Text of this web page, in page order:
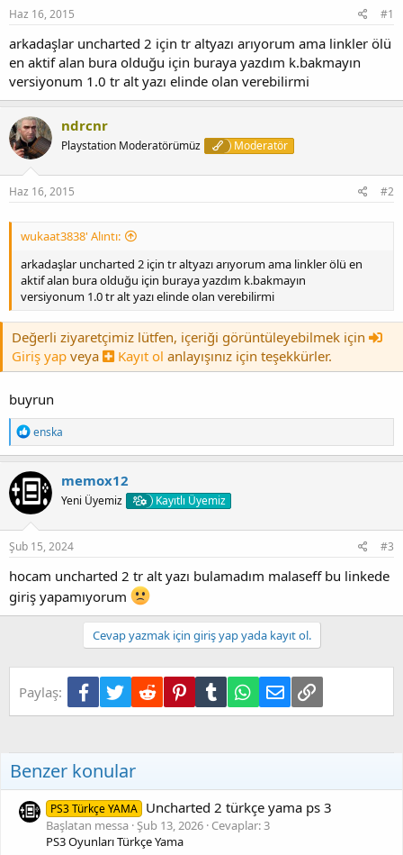
Haz 16, 2015 #1
arkadaşlar uncharted 2 için tr altyazı arıyorum ama linkler ölü
en aktif alan bura olduğu için buraya yazdım k.bakmayın
versiyonum 1.0 tr alt yazı elinde olan verebilirmi
ndrcnr
Playstation Moderatörümüz Moderatör
Haz 16, 2015 #2
wukaat3838' Alıntı:
arkadaşlar uncharted 2 için tr altyazı arıyorum ama linkler ölü en
aktif alan bura olduğu için buraya yazdım k.bakmayın
versiyonum 1.0 tr alt yazı elinde olan verebilirmi
Değerli ziyaretçimiz lütfen, içeriği görüntüleyebilmek için
Giriş yap veya Kayıt ol anlayışınız için teşekkürler.
buyrun
T
e
p
k
i
l
e
r
:
enska
memox12
Yeni Üyemiz Kayıtlı Üyemiz
Şub 15, 2024 #3
hocam uncharted 2 tr alt yazı bulamadım malaseff bu linkede
giriş yapamıyorum
Cevap yazmak için giriş yap yada kayıt ol.
Paylaş: Facebook
TwitterReddit PinterestTumblr WhatsApp
E-postaLink
Benzer konular
PS3 Türkçe YAMA Uncharted 2 türkçe yama ps 3
Başlatan messa Şub 13, 2026 Cevaplar: 3
PS3 Oyunları Türkçe Yama